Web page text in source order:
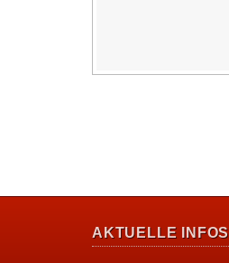
AKTUELLE INFOS